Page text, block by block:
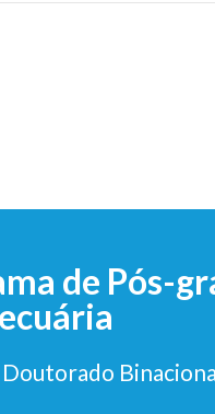
de Pós-
Doutorado